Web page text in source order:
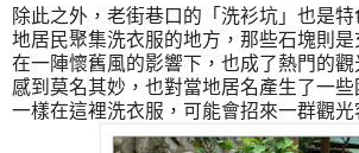
除此之外，老街巷口的 「洗衫坑」也是
地居民聚集洗衣服的地方，那些石塊則是
在一陣懷舊風的影響下，也成了熱門的
感到莫名其妙，也對當地居名產生了一
一樣在這裡洗衣服，可能會招來一群觀